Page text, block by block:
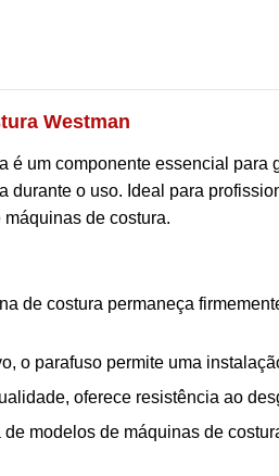
Westman
é um componente essencial
durante o uso. Ideal para
de costura.
de costura permaneça
o parafuso permite uma
oferece resistência ao
modelos de máquinas de